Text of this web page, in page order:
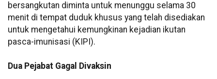
bersangkutan diminta untuk menunggu selama 30
menit di tempat duduk khusus yang telah disediakan
untuk mengetahui kemungkinan kejadian ikutan
pasca-imunisasi (KIPI).
Dua Pejabat Gagal Divaksin